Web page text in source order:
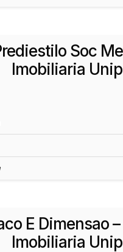
Soc
Imobiliaria
E Dimensao
Imobiliaria